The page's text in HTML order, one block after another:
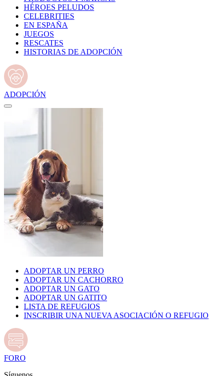
HÉROES PELUDOS
CELEBRITIES
EN ESPAÑA
JUEGOS
RESCATES
HISTORIAS DE ADOPCIÓN
ADOPCIÓN
ADOPTAR UN PERRO
ADOPTAR UN CACHORRO
ADOPTAR UN GATO
ADOPTAR UN GATITO
LISTA DE REFUGIOS
INSCRIBIR UNA NUEVA ASOCIACIÓN O REFUGIO
FORO